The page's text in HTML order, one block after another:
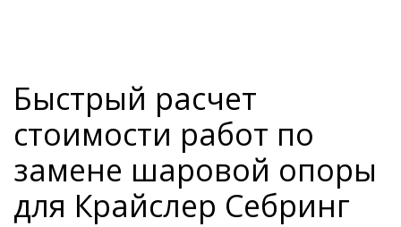
Быстрый расчет
стоимости работ по
замене шаровой опоры
для Крайслер Себринг